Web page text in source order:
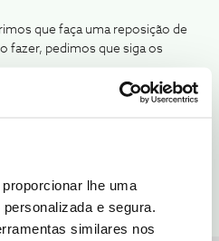
lhe uma
e segura.
similares nos
que faça uma reposição de
fazer, pedimos que siga os